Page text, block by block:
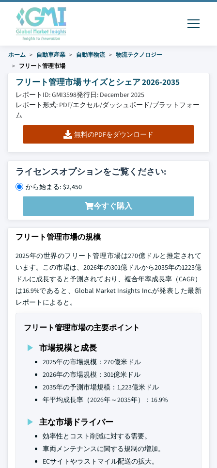
ホーム 自動車産業 自動車物流
物流テクノロジー
フリート管理市場
フリート管理市場 サイズとシェア 2026-2035
レポートID: GMI3598発行日: December 2025
レポート形式: PDF/エクセル/ダッシュボード/プラットフォー
ム
無料のPDFをダウンロード
ライセンスオプションをご覧ください:
から始まる: $2,450
今すぐ購入
フリート管理市場の規模
2025年の世界のフリート管理市場は270億ドルと推定されて
います。この市場は、2026年の301億ドルから2035年の1223億
ドルに成長すると予測されており、複合年率成長率（CAGR）
は16.9%であると、Global Market Insights Inc.が発表した最新
レポートによると。
フリート管理市場の主要ポイント
市場規模と成長
2025年の市場規模：270億米ドル
2026年の市場規模：301億米ドル
2035年の予測市場規模：1,223億米ドル
年平均成長率（2026年～2035年）：16.9%
主な市場ドライバー
効率性とコスト削減に対する需要。
車両メンテナンスに関する規制の増加。
ECサイトやラストマイル配送の拡大。